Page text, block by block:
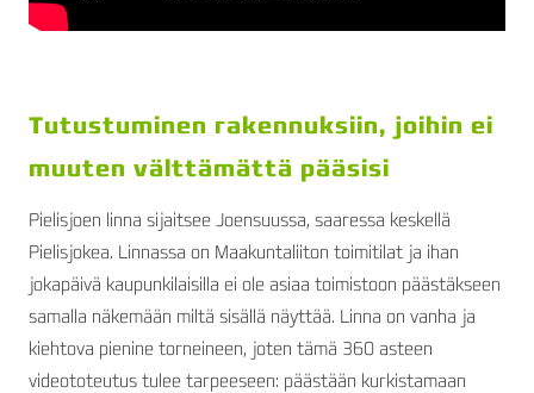
Tutustuminen rakennuksiin, joihin ei
muuten välttämättä pääsisi
Pielisjoen linna sijaitsee Joensuussa, saaressa keskellä
Pielisjokea. Linnassa on Maakuntaliiton toimitilat ja ihan
jokapäivä kaupunkilaisilla ei ole asiaa toimistoon päästäkseen
samalla näkemään miltä sisällä näyttää. Linna on vanha ja
kiehtova pienine torneineen, joten tämä 360 asteen
videototeutus tulee tarpeeseen: päästään kurkistamaan